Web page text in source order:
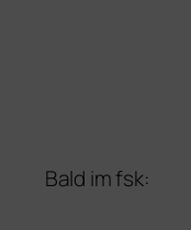
Bald im fsk: